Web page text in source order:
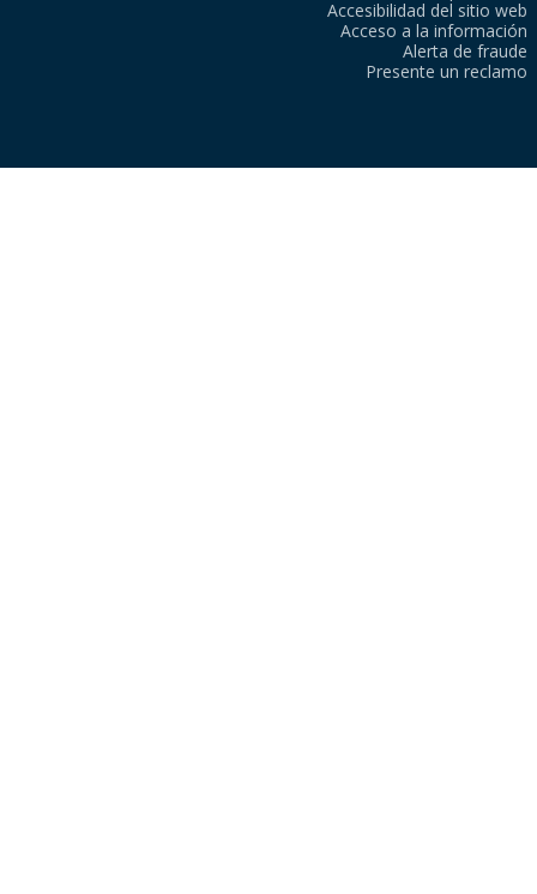
Accesibilidad del sitio web
Acceso a la información
Alerta de fraude
Presente un reclamo